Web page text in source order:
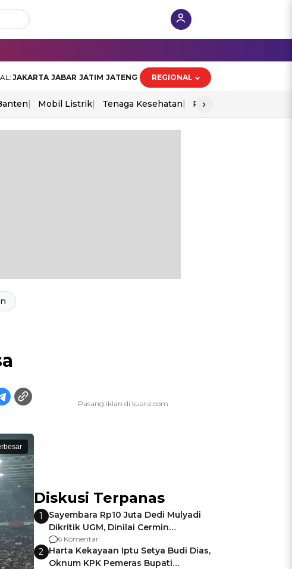
JAKARTA JABAR JATIM JATENG REGIONAL
Mobil Listrik Tenaga Kesehatan Piala Aff 2026
›
Diskusi Terpanas
1
Sayembara Rp10 Juta Dedi Mulyadi
Dikritik UGM, Dinilai Cermin
Gagalnya Negara Jamin Keamanan
6 Komentar
2 Harta Kekayaan Iptu Setya Budi Dias,
Oknum KPK Pemeras Bupati